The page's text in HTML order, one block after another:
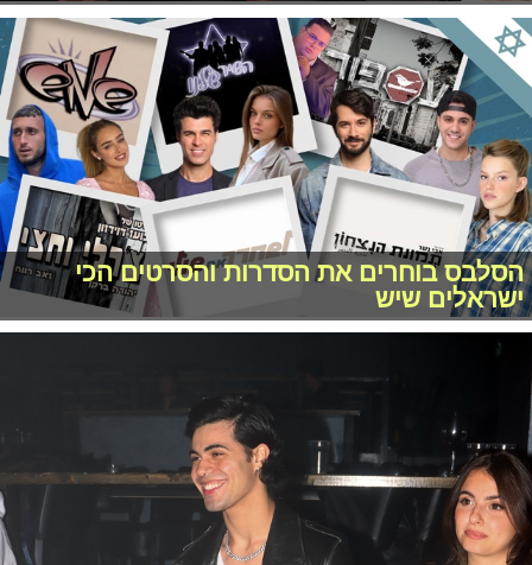
הסלבס בוחרים את הסדרות והסרטים הכי
ישראלים שיש